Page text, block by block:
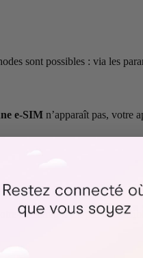
sont possibles : via les
e-SIM n’apparaît pas, votre
:
Samsung n’est pas